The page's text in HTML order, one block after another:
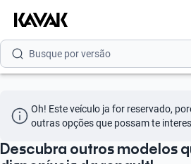
Busque por modelo
Busque por versão
Busque por marca
Busque por modelo
Oh! Este veículo ja for reservado,
outras opções que possam te
Descubra outros modelos